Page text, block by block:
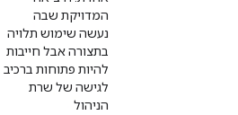
המדויקת שבה
נעשה שימוש תלויה
בתצורה אבל חייבות
להיות פתוחות ברכיב
לגישה של שרת
הניהול